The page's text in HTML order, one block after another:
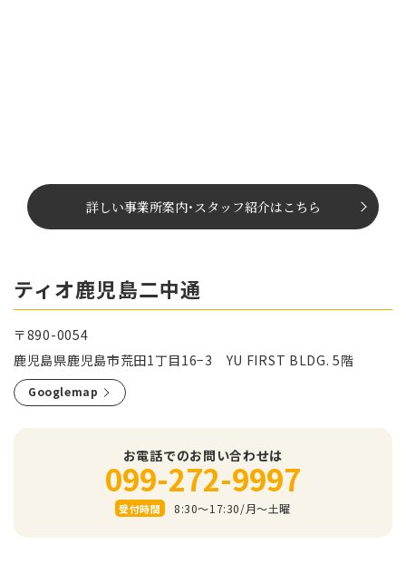
詳しい事業所案内･ スタッフ紹介はこちら
ティオ鹿児島二中通
〒890-0054
鹿児島県鹿児島市荒田1丁目16−3 YU FIRST BLDG. 5階
Googlemap
お電話でのお問い合わせは
099-272-9997
受付時間 8:30～17:30/⽉〜⼟曜